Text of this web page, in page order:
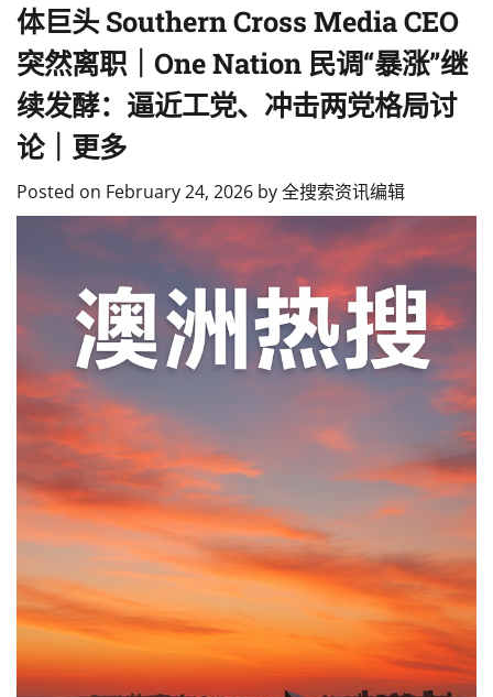
体巨头 Southern Cross Media CEO
突然离职｜One Nation 民调“暴涨”继
续发酵：逼近工党、冲击两党格局讨
论｜更多
Posted on February 24, 2026 by全搜索资讯编辑